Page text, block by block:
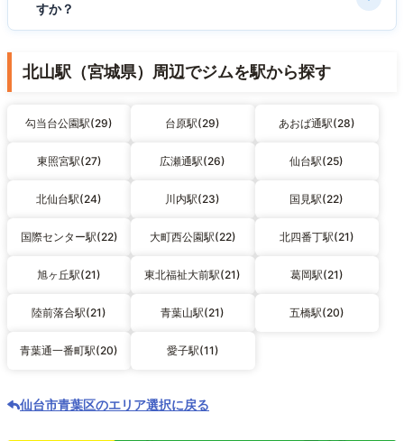
すか？
北山駅（宮城県）周辺でジムを駅から探す
勾当台公園駅(29) 台原駅(29) あおば通駅(28)
東照宮駅(27) 広瀬通駅(26) 仙台駅(25)
北仙台駅(24) 川内駅(23) 国見駅(22)
国際センター駅(22) 大町西公園駅(22) 北四番丁駅(21)
旭ヶ丘駅(21) 東北福祉大前駅(21) 葛岡駅(21)
陸前落合駅(21) 青葉山駅(21) 五橋駅(20)
青葉通一番町駅(20) 愛子駅(11)
仙台市青葉区のエリア選択に戻る